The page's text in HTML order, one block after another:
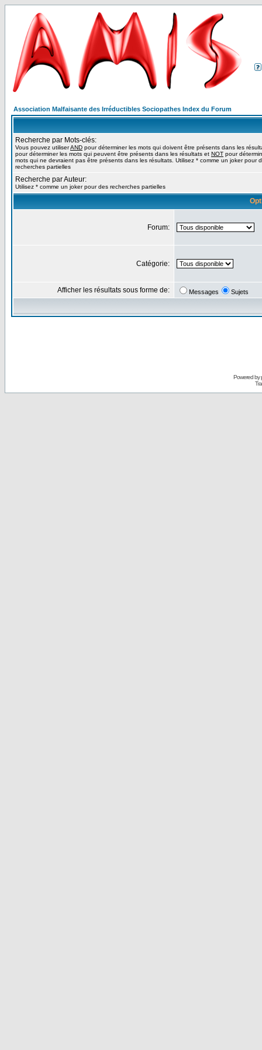
Association Malfaisante des Irréductibles Sociopathes Index du Forum
Recherche par Mots-clés:
Vous pouvez utiliserAND pour déterminer les mots qui doivent être présents dans les
pour déterminer les mots qui peuvent être présents dans les résultats et NOT pour
mots qui ne devraient pas être présents dans les résultats. Utilisez * comme un joker pour
recherches partielles
Recherche par Auteur:
Utilisez * comme un joker pour des recherches partielles
Forum:
Catégorie:
Afficher les résultats sous forme de: Messages Sujets
Powered by